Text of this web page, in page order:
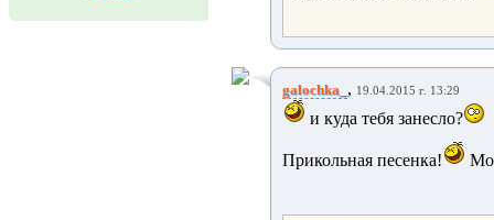
galochka_ , 19.04.2015 г. 13:29
и куда тебя занесло?
Прикольная песенка!